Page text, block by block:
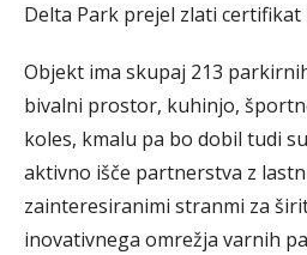
Delta Park prejel zlati certifikat
Objekt ima skupaj 213
bivalni prostor, kuhinjo,
koles, kmalu pa bo dobil tudi
aktivno išče partnerstva z
zainteresiranimi stranmi za
inovativnega omrežja varnih